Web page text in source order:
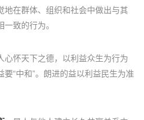
地在群体、组织和社会中做出与其
致的行为。
心怀天下之德，以利益众生为行为
要“中和”。朗进的益以利益民生为准